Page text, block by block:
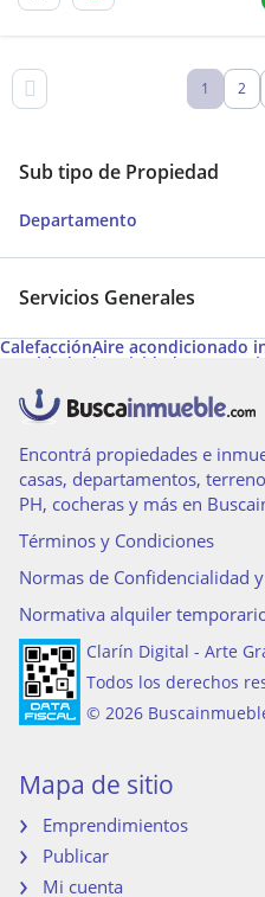
1 2
Sub tipo de Propiedad
Departamento
Servicios Generales
CalefacciónAire acondicionado
Amoblado Electricidad Agua
Encontrá propiedades e
casas, departamentos,
PH, cocheras y más en
Términos y Condiciones
Normas de Confidencialidad
Normativa alquiler
Clarín Digital - Arte
Todos los derechos
© 2026
Mapa de sitio
Emprendimientos
Publicar
Mi cuenta